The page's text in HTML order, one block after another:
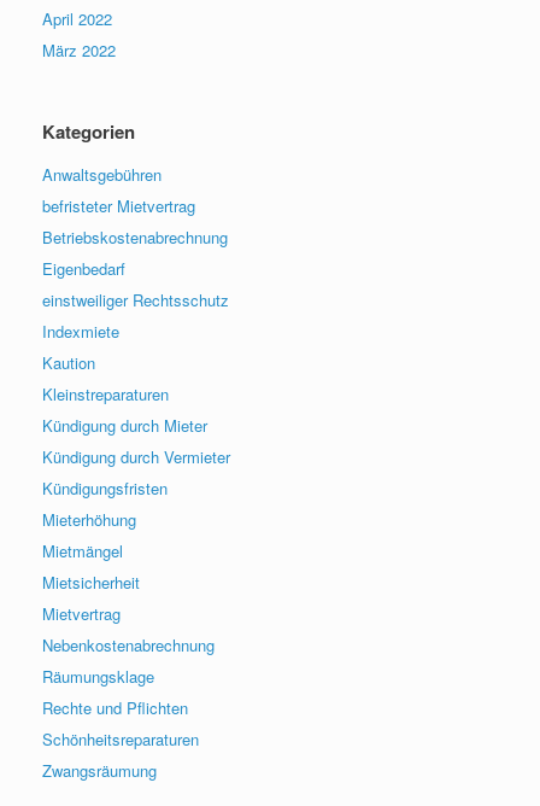
April 2022
März 2022
Kategorien
Anwaltsgebühren
befristeter Mietvertrag
Betriebskostenabrechnung
Eigenbedarf
einstweiliger Rechtsschutz
Indexmiete
Kaution
Kleinstreparaturen
Kündigung durch Mieter
Kündigung durch Vermieter
Kündigungsfristen
Mieterhöhung
Mietmängel
Mietsicherheit
Mietvertrag
Nebenkostenabrechnung
Räumungsklage
Rechte und Pflichten
Schönheitsreparaturen
Zwangsräumung